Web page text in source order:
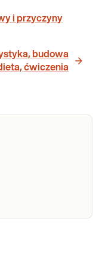
i przyczyny
budowa
ćwiczenia